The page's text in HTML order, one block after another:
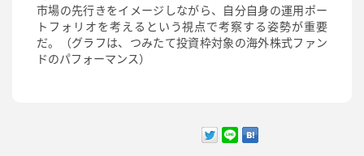
市場の先行きをイメージしながら、自分自身の運用ポー
トフォリオを考えるという視点で考察する姿勢が重要
だ。（グラフは、つみたて投資枠対象の海外株式ファン
ドのパフォーマンス）